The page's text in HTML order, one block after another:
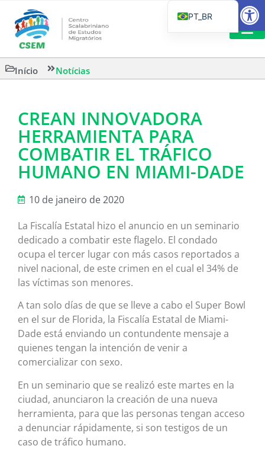
Início Notícias
CREAN INNOVADORA
HERRAMIENTA PARA
COMBATIR EL TRÁFICO
HUMANO EN MIAMI-DADE
10 de janeiro de 2020
La Fiscalía Estatal hizo el anuncio en un seminario
dedicado a combatir este flagelo. El condado
ocupa el tercer lugar con más casos reportados a
nivel nacional, de este crimen en el cual el 34% de
las víctimas son menores.
A tan solo días de que se lleve a cabo el Super Bowl
en el sur de Florida, la Fiscalía Estatal de Miami-
Dade está enviando un contundente mensaje a
quienes tengan la intención de venir a
comercializar con sexo.
En un seminario que se realizó este martes en la
ciudad, anunciaron la creación de una nueva
herramienta, para que las personas tengan acceso
a denunciar rápidamente, si son testigos de un
caso de tráfico humano.
PT_BR
IT